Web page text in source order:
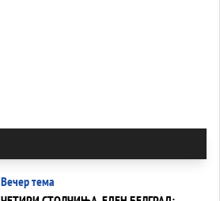
Вечер тема